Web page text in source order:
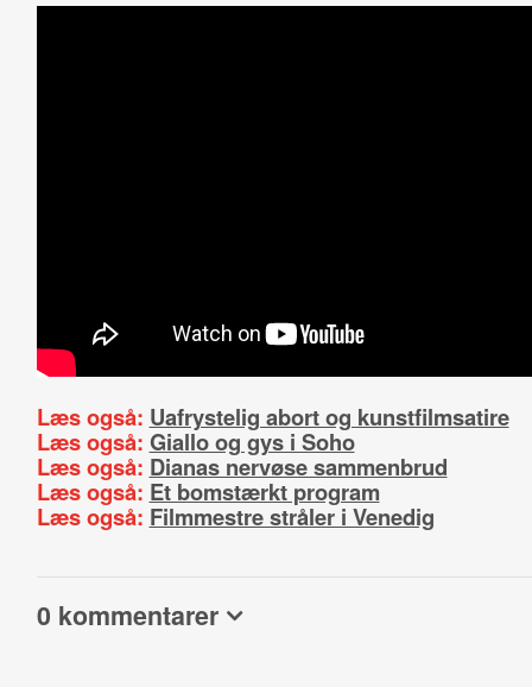
Læs også: Uafrystelig abort og kunstfilmsatire
Læs også: Giallo og gys i Soho
Læs også: Dianas nervøse sammenbrud
Læs også: Et bomstærkt program
Læs også: Filmmestre stråler i Venedig
0 kommentarer